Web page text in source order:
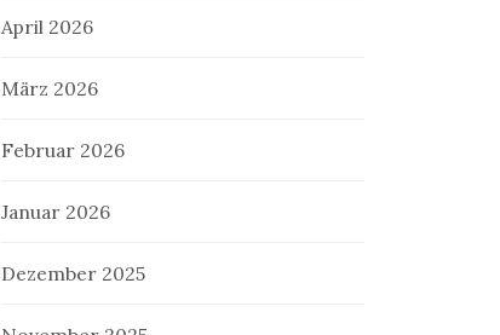
April 2026
März 2026
Februar 2026
Januar 2026
Dezember 2025